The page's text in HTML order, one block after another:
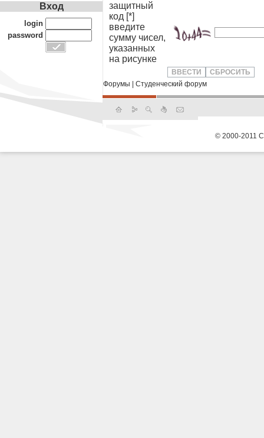
защитный
код [*]
введите
сумму чисел,
указанных
на рисунке
Форумы Студенческий форум
Вход
login
password
© 2000-2011